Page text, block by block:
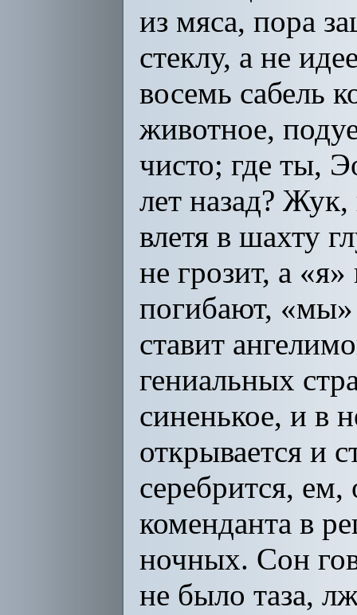
из мяса, пора
стеклу, а не
восемь сабель
животное,
чисто; где ты,
лет назад? Жук,
влетя в шахту
не грозит, а
погибают,
ставит
гениальных
синенькое, и в
открывается и
серебрится, ем,
коменданта в
ночных. Сон
не было таза,